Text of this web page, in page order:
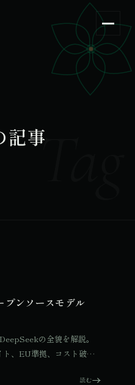
EN
Tag
事
ンソースモデル
の全貌を解説。
、EU準拠、コスト破壊
読む